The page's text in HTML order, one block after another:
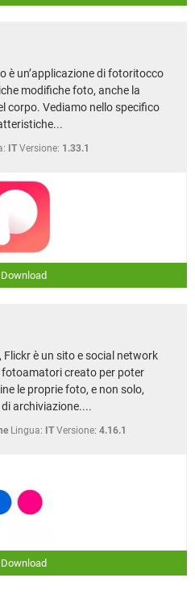
è un’applicazione di fotoritocco
modifiche foto, anche la
corpo. Vediamo nello specifico
IT Versione: 1.33.1
Download
è un sito e social network
creato per poter
le proprie foto, e non solo,
archiviazione....
Lingua: IT Versione: 4.16.1
Download